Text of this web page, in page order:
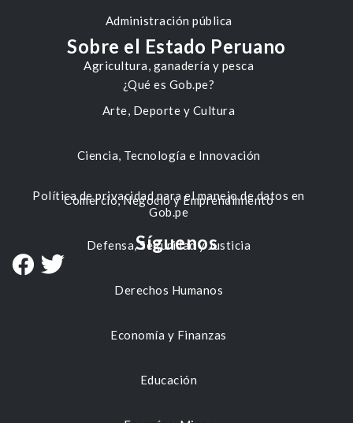
Administración pública
Agricultura, ganadería y pesca
Arte, Deporte y Cultura
Ciencia, Tecnología e Innovación
Comercio, Negocio y Emprendimiento
Defensa, Seguridad y Justicia
Derechos Humanos
Economía y Finanzas
Educación
Sobre el Estado Peruano
¿Qué es Gob.pe?
Política de privacidad para el manejo de datos en
Gob.pe
Síguenos